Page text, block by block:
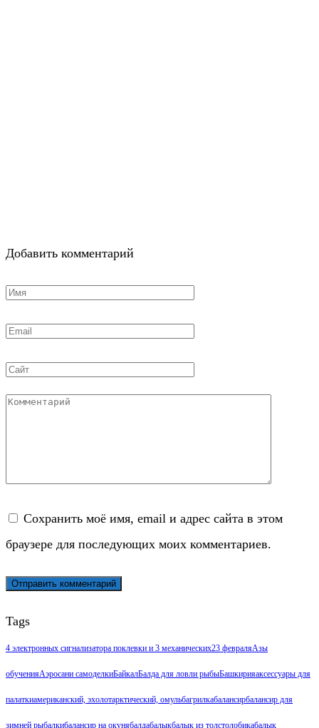
Добавить комментарий
Имя
Email
Сайт
Комментарий
Сохранить моё имя, email и адрес сайта в этом
браузере для последующих моих комментариев.
Tags
4 электронных сигнализатора поклевки и 3 механических23 февраляАзы
обученияАэросани самоделкиБайкалБалда для ловли рыбыБашкирияаксессуары для
палаткиамериканский, эхолотарктический, омульбагрилкабалансирбалансир для
зимней рыбалкибалансир на окунябалдабалыкбалык из толстолобикабалык